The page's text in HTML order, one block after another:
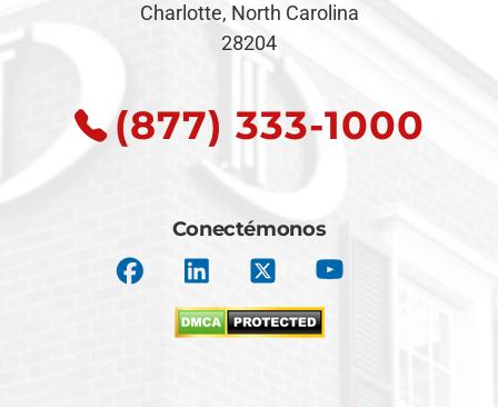
Charlotte, North Carolina
28204
(877) 333-1000
Conectémonos